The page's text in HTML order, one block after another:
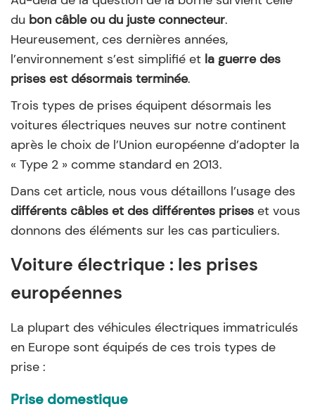
du bon câble ou du juste connecteur.
Heureusement, ces dernières années,
l’environnement s’est simplifié et la guerre des
prises est désormais terminée.
Trois types de prises équipent désormais les
voitures électriques neuves sur notre continent
après le choix de l’Union européenne d’adopter la
« Type 2 » comme standard en 2013.
Dans cet article, nous vous détaillons l’usage des
différents câbles et des différentes prises et vous
donnons des éléments sur les cas particuliers.
Voiture électrique : les prises
européennes
La plupart des véhicules électriques immatriculés
en Europe sont équipés de ces trois types de
prise :
Prise domestique